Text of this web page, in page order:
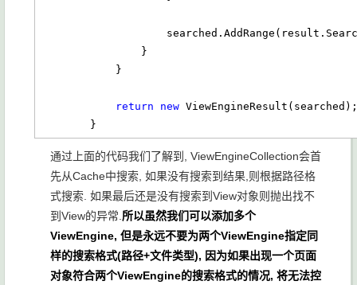
return new ViewEngineResult(searched);
        }
通过上面的代码我们了解到, ViewEngineCollection会首
先从Cache中搜索, 如果没有搜索到结果,则根据路径格
式搜索. 如果最后还是没有搜索到View对象则抛出找不
到View的异常. 所以虽然我们可以添加多个
ViewEngine, 但是永远不要为两个ViewEngine指定同
样的搜索格式(路径+文件类型), 因为如果出现一个页面
对象符合两个ViewEngine的搜索格式的情况, 将无法控